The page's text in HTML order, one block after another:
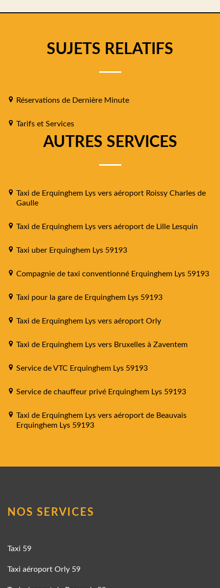
SUJETS RELATIFS
Réservations de Dernière Minute
Tarifs et Services
AUTRES SERVICES
Taxi de Erquinghem Lys vers aéroport Roissy Charles de
Gaulle
Taxi de Erquinghem Lys vers aéroport de Lille Lesquin
Taxi uber Erquinghem Lys 59193
Compagnie de taxi conventionné Erquinghem Lys 59193
Taxi pour la gare de Erquinghem Lys 59193
Taxi de Erquinghem Lys vers aéroport Orly
Taxi de Erquinghem Lys vers Bruxelles à Zaventem
Service de VTC Erquinghem Lys 59193
Service de chauffeur privé Erquinghem Lys 59193
Taxi de Erquinghem Lys vers aéroport de Beauvais
Erquinghem Lys 59193
NOS SERVICES
Taxi 59
Taxi aéroport Orly 59